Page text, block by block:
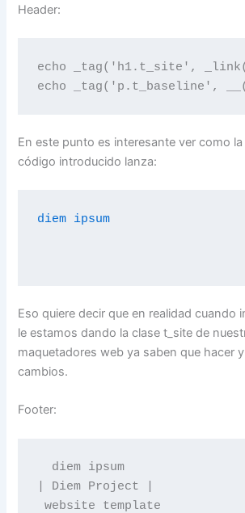
Header:
echo _tag('h1.t_site',
En este punto es interesante ver como
código introducido lanza:
diem ipsum
Eso quiere decir que en realidad cuando
le estamos dando la clase t_site de
maquetadores web ya saben que hacer
cambios.
Footer:
  diem ipsum
| Diem Project |
website template